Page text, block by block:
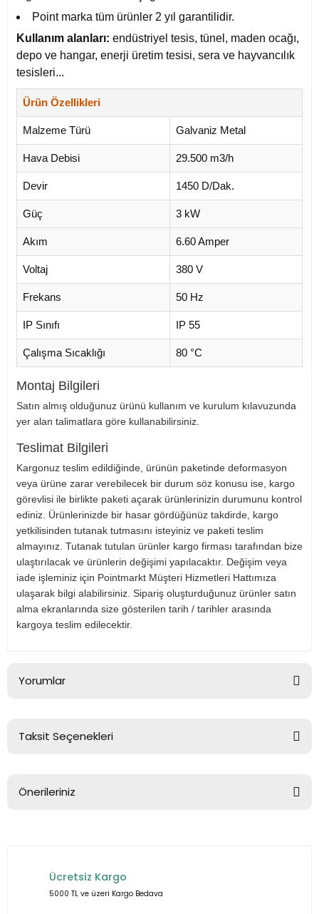
Point marka tüm ürünler 2 yıl garantilidir.
Kullanım alanları: endüstriyel tesis, tünel, maden ocağı,
depo ve hangar, enerji üretim tesisi, sera ve hayvancılık
tesisleri...
Ürün Özellikleri
Malzeme Türü Galvaniz Metal
Hava Debisi 29.500 m3/h
Devir 1450 D/Dak.
Güç 3 kW
Akım 6.60 Amper
Voltaj 380 V
Frekans 50 Hz
IP Sınıfı IP 55
Çalışma Sıcaklığı 80 °C
Montaj Bilgileri
Satın almış olduğunuz ürünü kullanım ve kurulum kılavuzunda
yer alan talimatlara göre kullanabilirsiniz.
Teslimat Bilgileri
Kargonuz teslim edildiğinde, ürünün paketinde deformasyon
veya ürüne zarar verebilecek bir durum söz konusu ise, kargo
görevlisi ile birlikte paketi açarak ürünlerinizin durumunu kontrol
ediniz. Ürünlerinizde bir hasar gördüğünüz takdirde, kargo
yetkilisinden tutanak tutmasını isteyiniz ve paketi teslim
almayınız. Tutanak tutulan ürünler kargo firması tarafından bize
ulaştırılacak ve ürünlerin değişimi yapılacaktır. Değişim veya
iade işleminiz için Pointmarkt Müşteri Hizmetleri Hattımıza
ulaşarak bilgi alabilirsiniz. Sipariş oluşturduğunuz ürünler satın
alma ekranlarında size gösterilen tarih / tarihler arasında
kargoya teslim edilecektir.
Yorumlar
Taksit Seçenekleri
Önerileriniz
Görüş ve önerileriniz için teşekkür ederiz.
Ücretsiz Kargo
5000 TL ve üzeri Kargo Bedava